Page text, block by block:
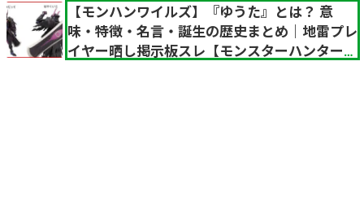
【モンハンワイルズ】『ゆうた』とは？ 意
味・特徴・名言・誕生の歴史まとめ｜地雷プレ
イヤー晒し掲示板スレ【モンスターハンター